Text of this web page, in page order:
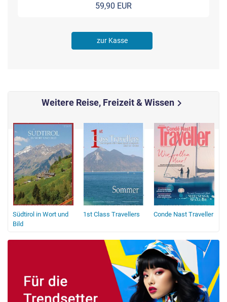
59,90 EUR
zur Kasse
Weitere Reise, Freizeit & Wissenchevron_right
Südtirol in Wort und
Bild
1st Class Travellers Conde Nast Traveller